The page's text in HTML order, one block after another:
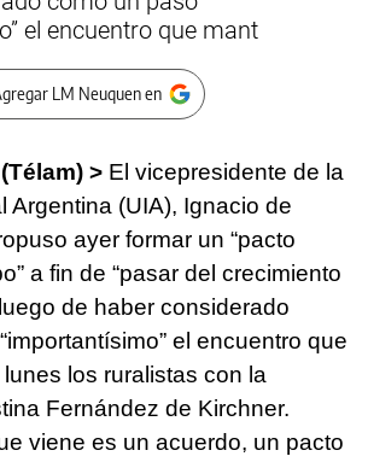
el encuentro que mant
LM Neuquen en
> El vicepresidente de la
Argentina (UIA), Ignacio de
ayer formar un “pacto
a fin de “pasar del crecimiento
de haber considerado
el encuentro que
los ruralistas con la
Fernández de Kirchner.
viene es un acuerdo, un pacto